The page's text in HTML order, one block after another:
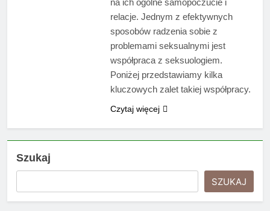
na ich ogólne samopoczucie i
relacje. Jednym z efektywnych
sposobów radzenia sobie z
problemami seksualnymi jest
współpraca z seksuologiem.
Poniżej przedstawiamy kilka
kluczowych zalet takiej współpracy.
Czytaj więcej
Szukaj
SZUKAJ